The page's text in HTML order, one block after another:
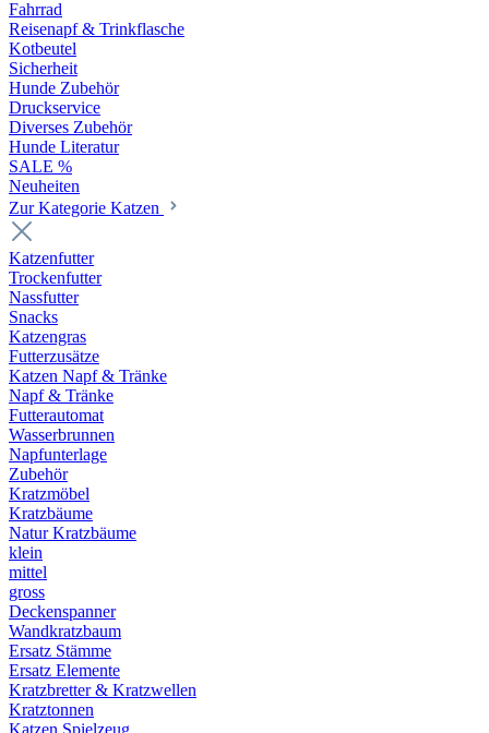
Fahrrad
Reisenapf & Trinkflasche
Kotbeutel
Sicherheit
Hunde Zubehör
Druckservice
Diverses Zubehör
Hunde Literatur
SALE %
Neuheiten
Zur Kategorie Katzen
Katzenfutter
Trockenfutter
Nassfutter
Snacks
Katzengras
Futterzusätze
Katzen Napf & Tränke
Napf & Tränke
Futterautomat
Wasserbrunnen
Napfunterlage
Zubehör
Kratzmöbel
Kratzbäume
Natur Kratzbäume
klein
mittel
gross
Deckenspanner
Wandkratzbaum
Ersatz Stämme
Ersatz Elemente
Kratzbretter & Kratzwellen
Kratztonnen
Katzen Spielzeug